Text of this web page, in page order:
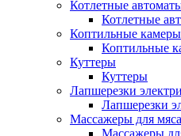
Котлетные
Котлетные
Коптильные камеры
Коптильные
Куттеры
Куттеры
Лапшерезки
Лапшерезки
Массажеры для мяса
Массажеры